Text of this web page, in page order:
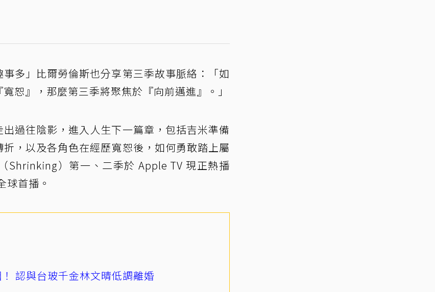
多」比爾勞倫斯也分享第三季故事脈絡：「如
恕』，那麼第三季將聚焦於『向前邁進』。」
過往陰影，進入人生下一篇章，包括吉米準備
，以及各角色在經歷寬恕後，如何勇敢踏上屬
Shrinking）第一、二季於 Apple TV 現正熱播
球首播。
認與台玻千金林文晴低調離婚